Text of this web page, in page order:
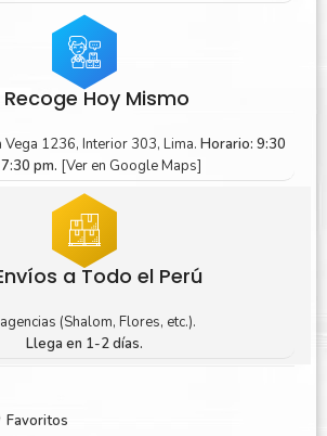
Recoge Hoy Mismo
1236, Interior 303, Lima. Horario: 9:30
pm. [Ver en Google Maps]
a Todo el Perú
(Shalom, Flores, etc.).
Llega en 1-2 días.
Favoritos